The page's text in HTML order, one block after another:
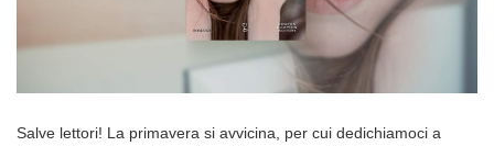
Salve lettori! La primavera si avvicina, per cui dedichiamoci a